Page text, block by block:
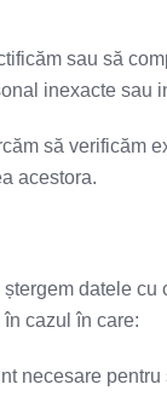
sau să
inexacte sau
să verificăm
acestora.
datele cu
cazul în care:
necesare